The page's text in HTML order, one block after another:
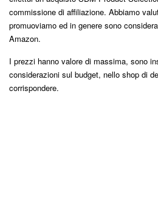
commissione di affiliazione. Abbiamo
promuoviamo ed in genere sono
Amazon.
I prezzi hanno valore di massima, sono
considerazioni sul budget, nello shop di
corrispondere.